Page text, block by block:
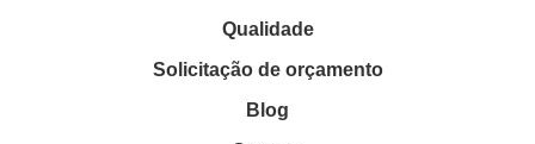
Qualidade
Solicitação de orçamento
Blog